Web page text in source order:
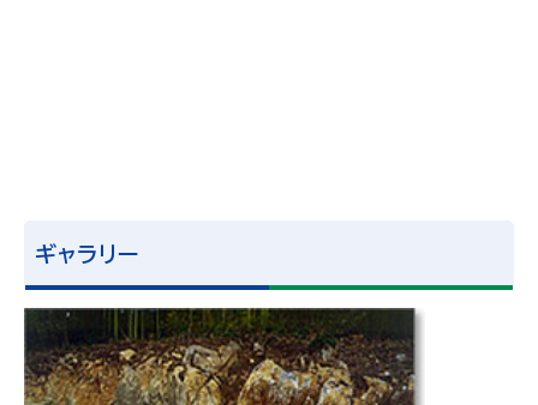
ギャラリー